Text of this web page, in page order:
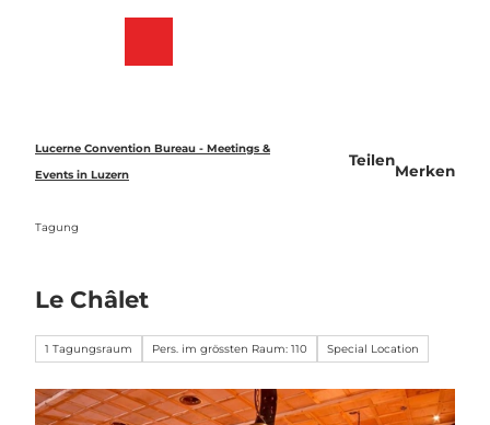
Lucerne Convention Bureau - Meetings &
Events in Luzern
Tagung
Teilen
Merken
Le Châlet
1 Tagungsraum Pers. im grössten Raum: 110 Special Location